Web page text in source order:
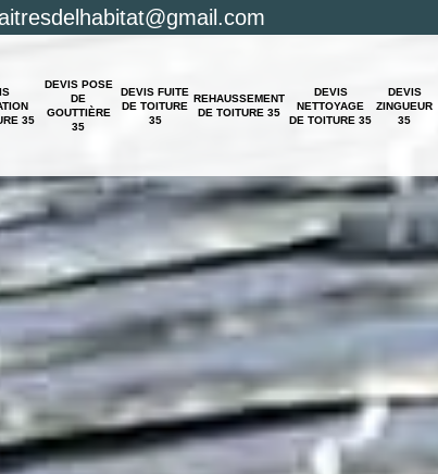
35
DEVIS POSE
DE
GOUTTIÈRE
35
DEVIS FUITE
DE TOITURE
35
REHAUSSEMENT
DE TOITURE 35
DEVIS
NETTOYAGE
DE TOITURE 35
DEVIS
ZINGUEUR
35